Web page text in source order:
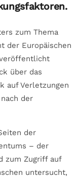
zum Thema
der Europäischen
veröffentlicht
über das
auf Verletzungen
der
der
– der
zum Zugriff auf
untersucht,